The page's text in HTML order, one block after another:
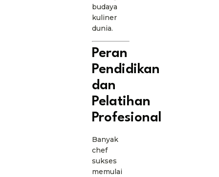
budaya
kuliner
dunia.
Peran
Pendidikan
dan
Pelatihan
Profesional
Banyak
chef
sukses
memulai